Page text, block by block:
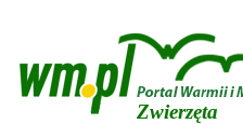
Zwierzęta